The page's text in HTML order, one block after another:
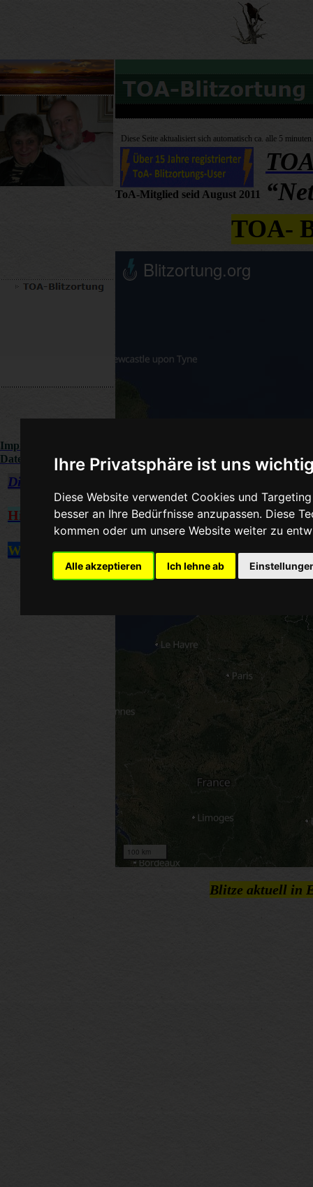
Ihre Privatsphäre ist uns
Diese Website verwendet Cookies und
besser an Ihre Bedürfnisse anzupassen. Diese
kommen oder um unsere Website weiter zu
Alle akzeptieren Ich lehne ab
Impressum
Datenschutzerklärung
Direkt zum Wetter
Hinweis!
Wetterlinks
Diese Seite aktualisiert sich automatisch ca. alle 5 minuten.
ToA-Mitglied seid August 2011
TOA-
Blitze aktuell in